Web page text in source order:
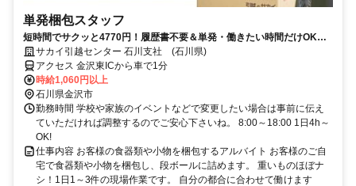
単発梱包スタッフ
短時間でサクッと4770円！履歴書不要＆単発・働きたい時間だけOK◎
主要駅から送迎あり◎
サカイ引越センター 石川支社 (石川県)
アクセス 金沢東ICから車で1分
時給1,060円以上
石川県金沢市
勤務時間 学校や家族のイベントなどで変更したい場合は事前に伝え
ていただければ調整するのでご安心下さいね。 8:00～18:00 1日4h～
OK!
仕事内容 お客様の食器類や小物を梱包するアルバイト お客様のご自
宅で食器類や小物を梱包し、段ボールに詰めます。 重いものほぼナ
シ！1日1～3件の現場作業です。 自分の都合に合わせて働けます